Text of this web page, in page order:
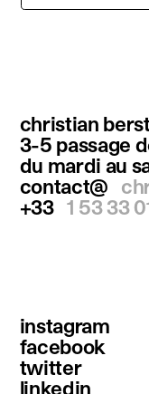
christian berst
3-5 passage
du mardi au
contact@
+33 1 53 33
instagram
facebook
twitter
linkedin